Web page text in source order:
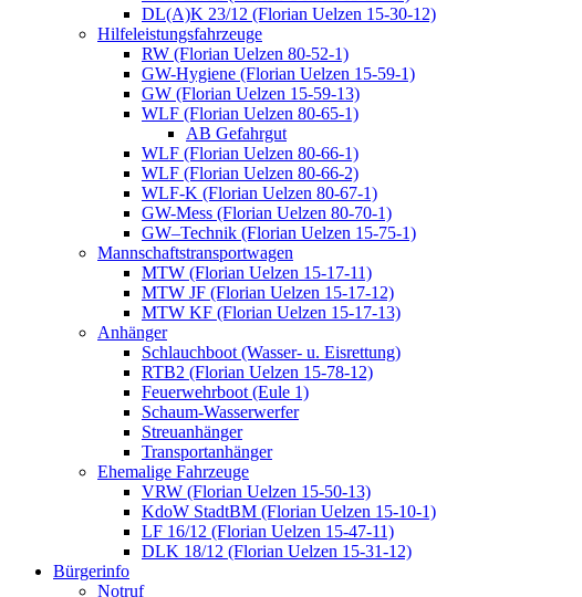
DL(A)K 23/12 (Florian Uelzen 15-30-12)
Hilfeleistungsfahrzeuge
RW (Florian Uelzen 80-52-1)
GW-Hygiene (Florian Uelzen 15-59-1)
GW (Florian Uelzen 15-59-13)
WLF (Florian Uelzen 80-65-1)
AB Gefahrgut
WLF (Florian Uelzen 80-66-1)
WLF (Florian Uelzen 80-66-2)
WLF-K (Florian Uelzen 80-67-1)
GW-Mess (Florian Uelzen 80-70-1)
GW–Technik (Florian Uelzen 15-75-1)
Mannschaftstransportwagen
MTW (Florian Uelzen 15-17-11)
MTW JF (Florian Uelzen 15-17-12)
MTW KF (Florian Uelzen 15-17-13)
Anhänger
Schlauchboot (Wasser- u. Eisrettung)
RTB2 (Florian Uelzen 15-78-12)
Feuerwehrboot (Eule 1)
Schaum-Wasserwerfer
Streuanhänger
Transportanhänger
Ehemalige Fahrzeuge
VRW (Florian Uelzen 15-50-13)
KdoW StadtBM (Florian Uelzen 15-10-1)
LF 16/12 (Florian Uelzen 15-47-11)
DLK 18/12 (Florian Uelzen 15-31-12)
Bürgerinfo
Notruf